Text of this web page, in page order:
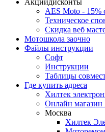
AES Moto - 15%
Техническое
Скидка веб
Мотошкола заочно
Файлы инструкции
Софт
Инструкции
Таблицы
Где купить адреса
Хилтек
Онлайн магазин
Москва
Хилтек